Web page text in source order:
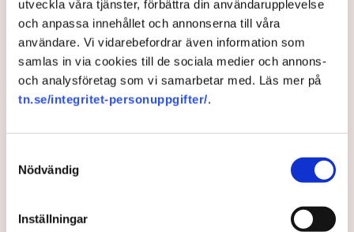
utveckla våra tjänster, förbättra din användarupplevelse
och anpassa innehållet och annonserna till våra
användare. Vi vidarebefordrar även information som
samlas in via cookies till de sociala medier och annons-
och analysföretag som vi samarbetar med. Läs mer på
tn.se/integritet-personuppgifter/.
Nödvändig
Inställningar
Linda Nilsson beskriver situationen som
utpressning.
Flera krögare kritiserar kommunen för otydlig
kommunikation.
Kommunen vill skapa enhetliga regler för
Läs mer
stadens uteserveringar. Ambitionen är att tillstånden
ska vara enhetliga och enkla att leva upp till.
– Tidigare har det varit ett problem i Norrköping med en
godtycklighet kring den här branschen, där kommunen